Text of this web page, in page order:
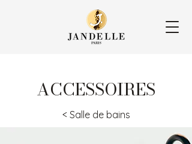
ACCESSOIRES
< Salle de bains